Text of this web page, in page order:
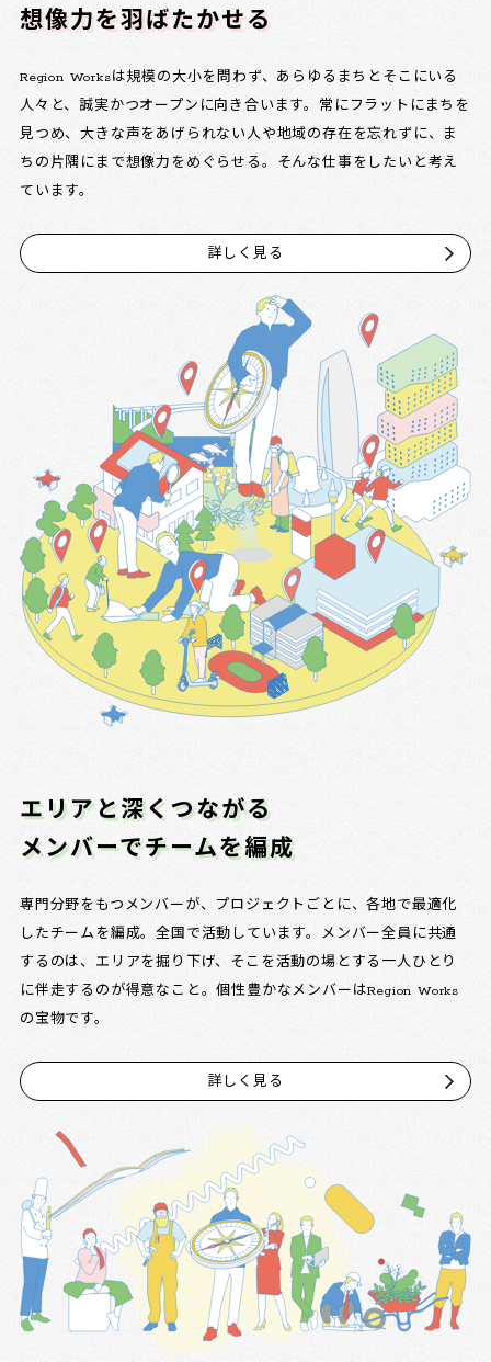
想像力を羽ばたかせる
Region Worksは規模の大小を問わず、あらゆるまちとそこにいる
人々と、誠実かつオープンに向き合います。常にフラットにまちを
見つめ、大きな声をあげられない人や地域の存在を忘れずに、ま
ちの片隅にまで想像力をめぐらせる。そんな仕事をしたいと考え
ています。
詳しく見る
エリアと深くつながる
メンバーでチームを編成
専門分野をもつメンバーが、プロジェクトごとに、各地で最適化
したチームを編成。全国で活動しています。メンバー全員に共通
するのは、エリアを掘り下げ、そこを活動の場とする一人ひとり
に伴走するのが得意なこと。個性豊かなメンバーはRegion Works
の宝物です。
詳しく見る